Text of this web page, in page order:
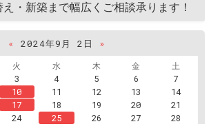
・新築まで幅広くご相談承ります！
« 2024年9月 2日
»
火 水 木 金
土
3 4 5 6
7
10 11 12 13
14
17 18 19 20
21
24 25 26 27
28